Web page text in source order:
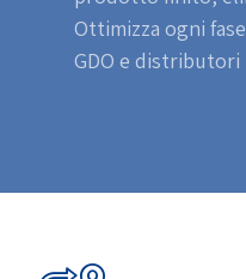
Ottimizza ogni
GDO e